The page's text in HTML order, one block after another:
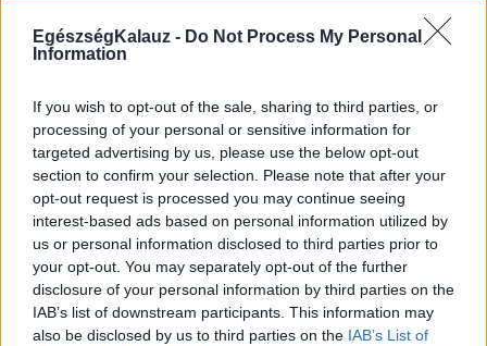
EgészségKalauz - Do Not Process My Personal
Information
If you wish to opt-out of the sale, sharing to third parties, or
processing of your personal or sensitive information for
targeted advertising by us, please use the below opt-out
section to confirm your selection. Please note that after your
opt-out request is processed you may continue seeing
interest-based ads based on personal information utilized by
us or personal information disclosed to third parties prior to
your opt-out. You may separately opt-out of the further
disclosure of your personal information by third parties on the
IAB’s list of downstream participants. This information may
also be disclosed by us to third parties on the IAB’s List of
Aranyér kezelése
Kemoterápia
Vízszerű hasmenés
Afta kezelése
Dagadt boka kezelése
Napallergia kezelése
Fülgyulladás kezelése
Összes Kezelés
Életmódváltás
Kutatás